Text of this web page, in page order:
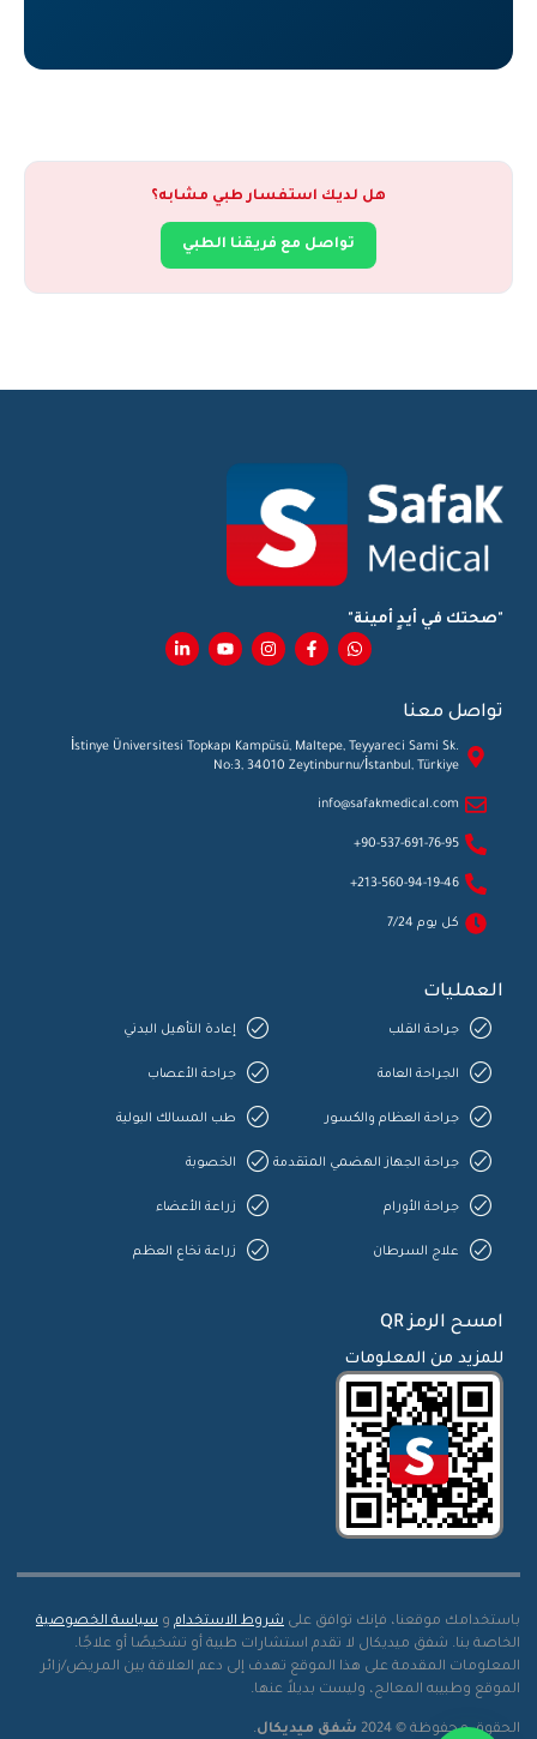
هل لديك استفسار طبي مشابه؟
تواصل مع فريقنا الطبي
"صحتك في أيدٍ أمينة"
تواصل معنا
İstinye Üniversitesi Topkapı Kampüsü, Maltepe, Teyyareci Sami Sk.
No:3, 34010 Zeytinburnu/İstanbul, Türkiye
info@safakmedical.com
90-537-691-76-95+
213-560-94-19-46+
كل يوم 7/24
العمليات
جراحة القلب
الجراحة العامة
جراحة العظام والكسور
جراحة الجهاز الهضمي المتقدمة
جراحة الأورام
علاج السرطان
إعادة التأهيل البدني
جراحة الأعصاب
طب المسالك البولية
الخصوبة
زراعة الأعضاء
زراعة نخاع العظم
امسح الرمز QR
للمزيد من المعلومات
باستخدامك موقعنا، فإنك توافق على شروط الاستخدام و سياسة الخصوصية
الخاصة بنا. شفق ميديكال لا تقدم استشارات طبية أو تشخيصًا أو علاجًا.
المعلومات المقدمة على هذا الموقع تهدف إلى دعم العلاقة بين المريض/زائر
الموقع وطبيبه المعالج، وليست بديلاً عنها.
الحقوق محفوظة © 2024 شفق ميديكال.